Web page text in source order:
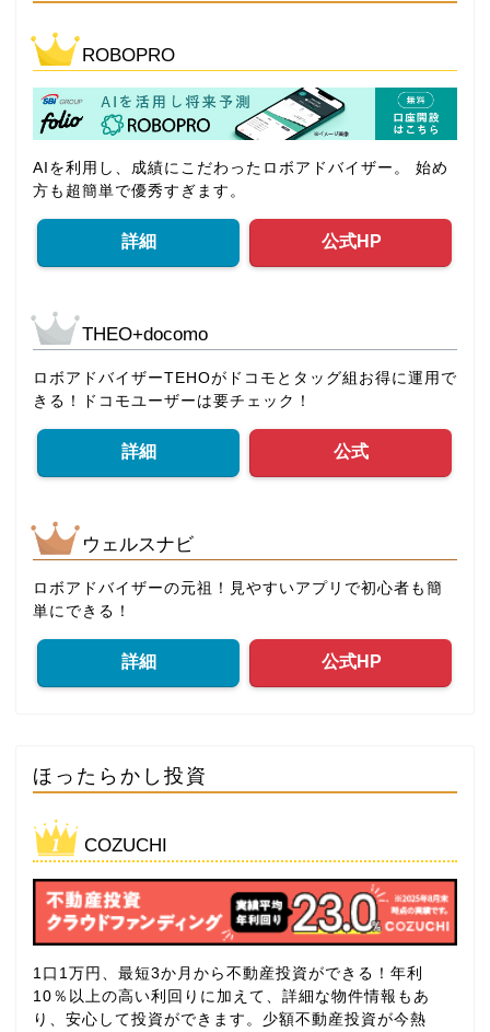
ROBOPRO
AIを利用し、成績にこだわったロボアドバイザー。 始め
方も超簡単で優秀すぎます。
詳細 公式HP
THEO+docomo
ロボアドバイザーTEHOがドコモとタッグ組お得に運用で
きる！ドコモユーザーは要チェック！
詳細 公式
ウェルスナビ
ロボアドバイザーの元祖！見やすいアプリで初心者も簡
単にできる！
詳細 公式HP
ほったらかし投資
COZUCHI
1口1万円、最短3か月から不動産投資ができる！年利
10％以上の高い利回りに加えて、詳細な物件情報もあ
り、安心して投資ができます。少額不動産投資が今熱